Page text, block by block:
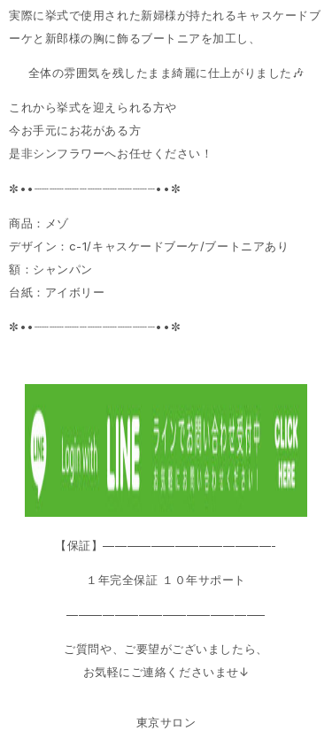
実際に挙式で使用された新婦様が持たれるキャスケードブ
ーケと新郎様の胸に飾るブートニアを加工し、
全体の雰囲気を残したまま綺麗に仕上がりました🎶
これから挙式を迎えられる方や
今お手元にお花がある方
是非シンフラワーへお任せください！
✼••┈┈┈┈┈┈┈┈┈┈┈┈┈┈┈┈••✼
商品：メゾ
デザイン：c-1/キャスケードブーケ/ブートニアあり
額：シャンパン
台紙：アイボリー
✼••┈┈┈┈┈┈┈┈┈┈┈┈┈┈┈┈••✼
【保証】——————————————-
１年完全保証 １０年サポート
————————————————–
ご質問や、ご要望がございましたら、
お気軽にご連絡くださいませ↓
東京サロン